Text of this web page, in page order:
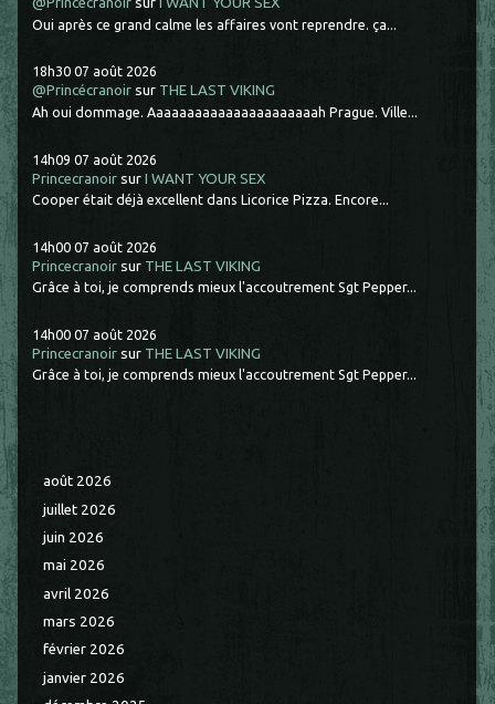
Oui après ce grand calme les affaires vont reprendre. ça...
18h30 07 août 2026
@Princécranoir sur THE LAST VIKING
Ah oui dommage. Aaaaaaaaaaaaaaaaaaaaaah Prague. Ville...
14h09 07 août 2026
Princecranoir surI WANT YOUR SEX
Cooper était déjà excellent dans Licorice Pizza. Encore...
14h00 07 août 2026
Princecranoir sur THE LAST VIKING
Grâce à toi, je comprends mieux l'accoutrement Sgt Pepper...
14h00 07 août 2026
Princecranoir sur THE LAST VIKING
Grâce à toi, je comprends mieux l'accoutrement Sgt Pepper...
août 2026
juillet 2026
juin 2026
mai 2026
avril 2026
mars 2026
février 2026
janvier 2026